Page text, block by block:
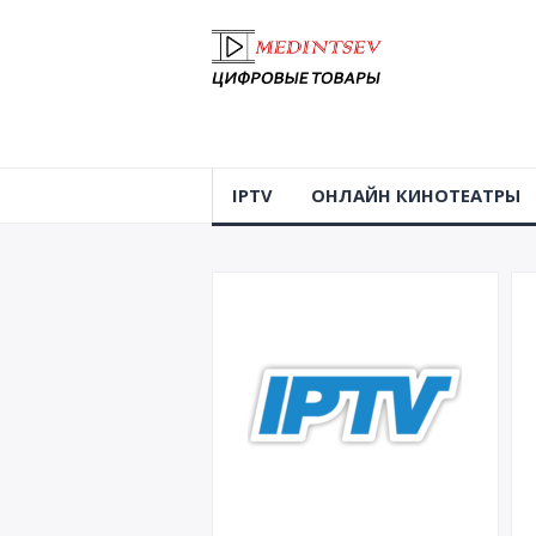
IPTV ОНЛАЙН КИНОТЕАТРЫ